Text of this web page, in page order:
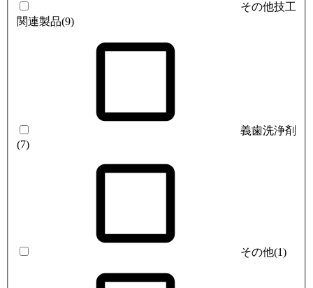
その他技工
関連製品(9)
義歯洗浄剤
(7)
その他(1)